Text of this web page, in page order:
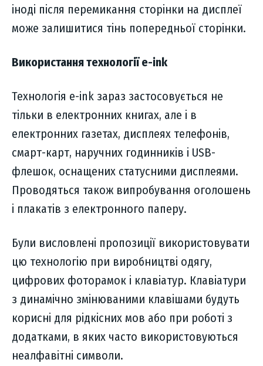
іноді після перемикання сторінки на дисплеї
може залишитися тінь попередньої сторінки.
Використання технології e-ink
Технологія e-ink зараз застосовується не
тільки в електронних книгах, але і в
електронних газетах, дисплеях телефонів,
смарт-карт, наручних годинників і USB-
флешок, оснащених статусними дисплеями.
Проводяться також випробування оголошень
і плакатів з електронного паперу.
Були висловлені пропозиції використовувати
цю технологію при виробництві одягу,
цифрових фоторамок і клавіатур. Клавіатури
з динамічно змінюваними клавішами будуть
корисні для рідкісних мов або при роботі з
додатками, в яких часто використовуються
неалфавітні символи.